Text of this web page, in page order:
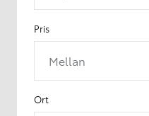
Pris
Mellan
Ort